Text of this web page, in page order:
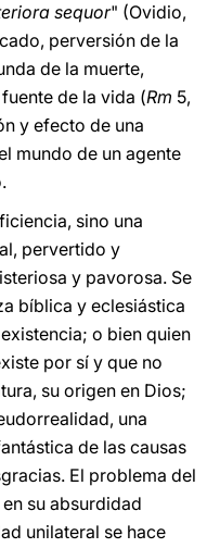
sequor" (Ovidio,
perversión de la
de la muerte,
de la vida (Rm 5,
y efecto de una
mundo de un agente
sino una
pervertido y
y pavorosa. Se
bíblica y eclesiástica
o bien quien
por sí y que no
su origen en Dios;
una
de las causas
El problema del
su absurdidad
unilateral se hace